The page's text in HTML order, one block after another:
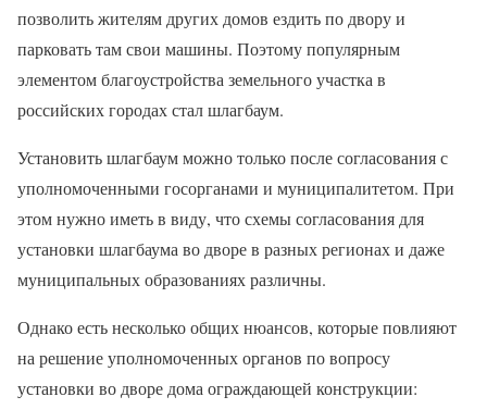
позволить жителям других домов ездить по двору и
парковать там свои машины. Поэтому популярным
элементом благоустройства земельного участка в
российских городах стал шлагбаум.
Установить шлагбаум можно только после согласования с
уполномоченными госорганами и муниципалитетом. При
этом нужно иметь в виду, что схемы согласования для
установки шлагбаума во дворе в разных регионах и даже
муниципальных образованиях различны.
Однако есть несколько общих нюансов, которые повлияют
на решение уполномоченных органов по вопросу
установки во дворе дома ограждающей конструкции: